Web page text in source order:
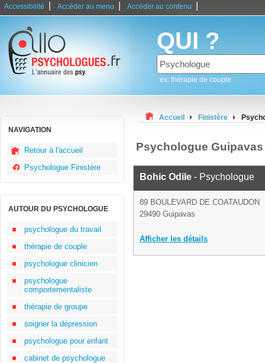
Accessibilité Accéder au menu Accéder au contenu
QUI ?
ex: thérapie de couple
NAVIGATION
Retour à l'accueil
Psychologue Finistère
AUTOUR DU PSYCHOLOGUE
psychologue du travail
thérapie de couple
psychologue clinicien
psychologue
comportementaliste
thérapie de groupe
soigner la dépression
psychologue pour enfant
cabinet de psychologue
Accueil Finistère
Psychologue Guipavas
Bohic Odile - Psychologue
89 BOULEVARD DE COATAUDON
29490 Guipavas
Afficher les détails